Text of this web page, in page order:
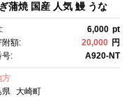
蒲焼 国産 人気 鰻 うな
国産うなぎ蒲焼き たれ う
つまぶし ウナギ 蒲焼 人
すめ 鹿児島県 大崎
うなぎ ウナギ 鰻 人気 ウ
なぎ おすすめ ランキン
ぎ おいしい unagi うな
6,000 pt
附額:
20,000 円
号:
A920-NT
方
県 大崎町